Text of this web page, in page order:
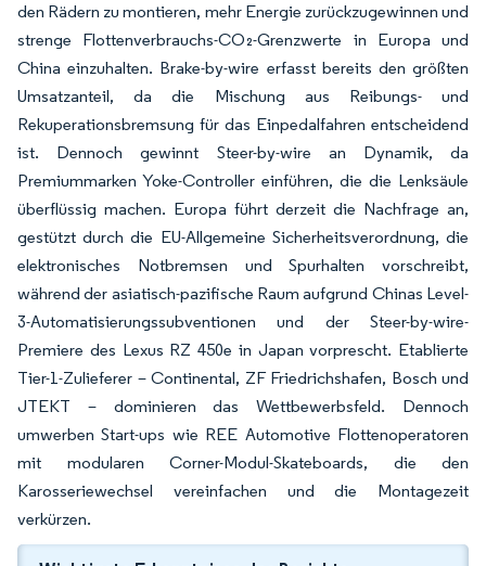
den Rädern zu montieren, mehr Energie zurückzugewinnen und
strenge Flottenverbrauchs-CO₂-Grenzwerte in Europa und
China einzuhalten. Brake-by-wire erfasst bereits den größten
Umsatzanteil, da die Mischung aus Reibungs- und
Rekuperationsbremsung für das Einpedalfahren entscheidend
ist. Dennoch gewinnt Steer-by-wire an Dynamik, da
Premiummarken Yoke-Controller einführen, die die Lenksäule
überflüssig machen. Europa führt derzeit die Nachfrage an,
gestützt durch die EU-Allgemeine Sicherheitsverordnung, die
elektronisches Notbremsen und Spurhalten vorschreibt,
während der asiatisch-pazifische Raum aufgrund Chinas Level-
3-Automatisierungssubventionen und der Steer-by-wire-
Premiere des Lexus RZ 450e in Japan vorprescht. Etablierte
Tier-1-Zulieferer – Continental, ZF Friedrichshafen, Bosch und
JTEKT – dominieren das Wettbewerbsfeld. Dennoch
umwerben Start-ups wie REE Automotive Flottenoperatoren
mit modularen Corner-Modul-Skateboards, die den
Karosseriewechsel vereinfachen und die Montagezeit
verkürzen.